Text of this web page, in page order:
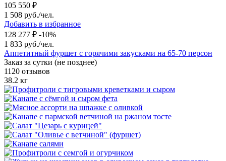
105 550 ₽
1 508 руб./чел.
Добавить в избранное
128 277 ₽ -10%
1 833 руб./чел.
Аппетитный фуршет с горячими закусками на 65-70 персон
Заказ за сутки (не позднее)
1120 отзывов
38.2 кг